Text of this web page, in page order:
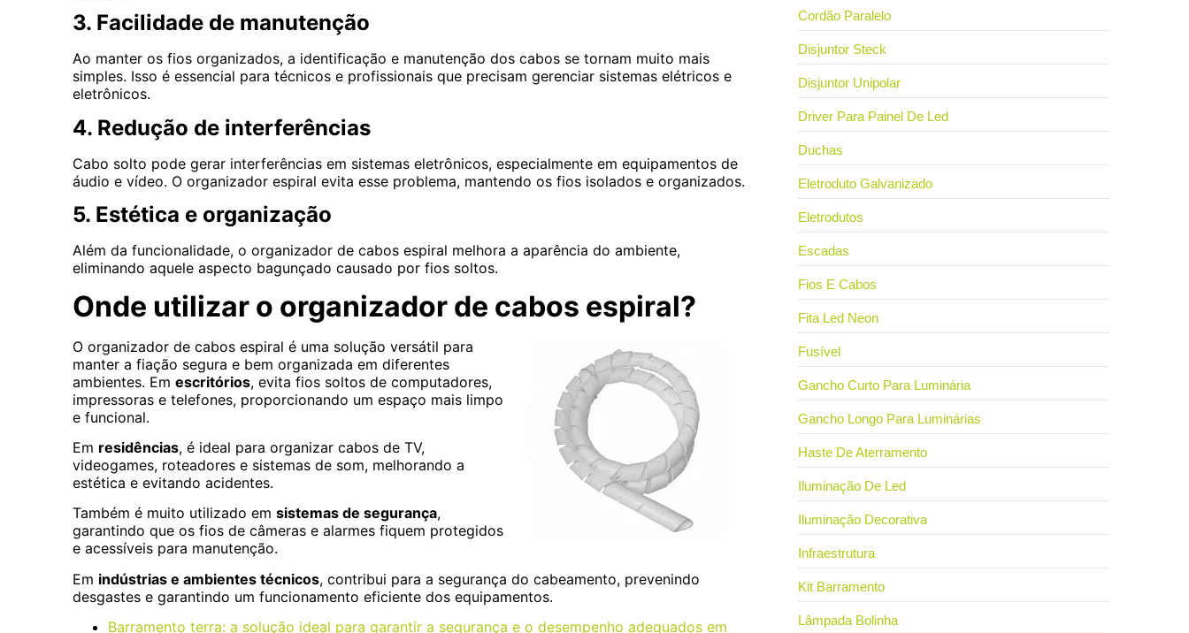
3. Facilidade de manutenção
Ao manter os fios organizados, a identificação e manutenção dos cabos se tornam muito mais
simples. Isso é essencial para técnicos e profissionais que precisam gerenciar sistemas elétricos e
eletrônicos.
4. Redução de interferências
Cabo solto pode gerar interferências em sistemas eletrônicos, especialmente em equipamentos de
áudio e vídeo. O organizador espiral evita esse problema, mantendo os fios isolados e organizados.
5. Estética e organização
Além da funcionalidade, o organizador de cabos espiral melhora a aparência do ambiente,
eliminando aquele aspecto bagunçado causado por fios soltos.
Onde utilizar o organizador de cabos espiral?
O organizador de cabos espiral é uma solução versátil para
manter a fiação segura e bem organizada em diferentes
ambientes. Em escritórios, evita fios soltos de computadores,
impressoras e telefones, proporcionando um espaço mais limpo
e funcional.
Em residências, é ideal para organizar cabos de TV,
videogames, roteadores e sistemas de som, melhorando a
estética e evitando acidentes.
Também é muito utilizado em sistemas de segurança,
garantindo que os fios de câmeras e alarmes fiquem protegidos
e acessíveis para manutenção.
Em indústrias e ambientes técnicos, contribui para a segurança do cabeamento, prevenindo
desgastes e garantindo um funcionamento eficiente dos equipamentos.
Barramento terra: a solução ideal para garantir a segurança e o desempenho adequados em
Cordão Paralelo
Disjuntor Steck
Disjuntor Unipolar
Driver Para Painel De Led
Duchas
Eletroduto Galvanizado
Eletrodutos
Escadas
Fios E Cabos
Fita Led Neon
Fusível
Gancho Curto Para Luminária
Gancho Longo Para Luminárias
Haste De Aterramento
Iluminação De Led
Iluminação Decorativa
Infraestrutura
Kit Barramento
Lâmpada Bolinha